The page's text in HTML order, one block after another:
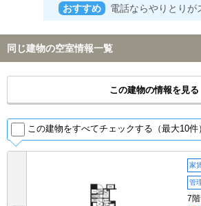
おすすめ 電話ならやりとりが
同じ建物の空室情報一覧
この建物の情報を見る
この建物をすべてチェックする（最大10件
家
管
7